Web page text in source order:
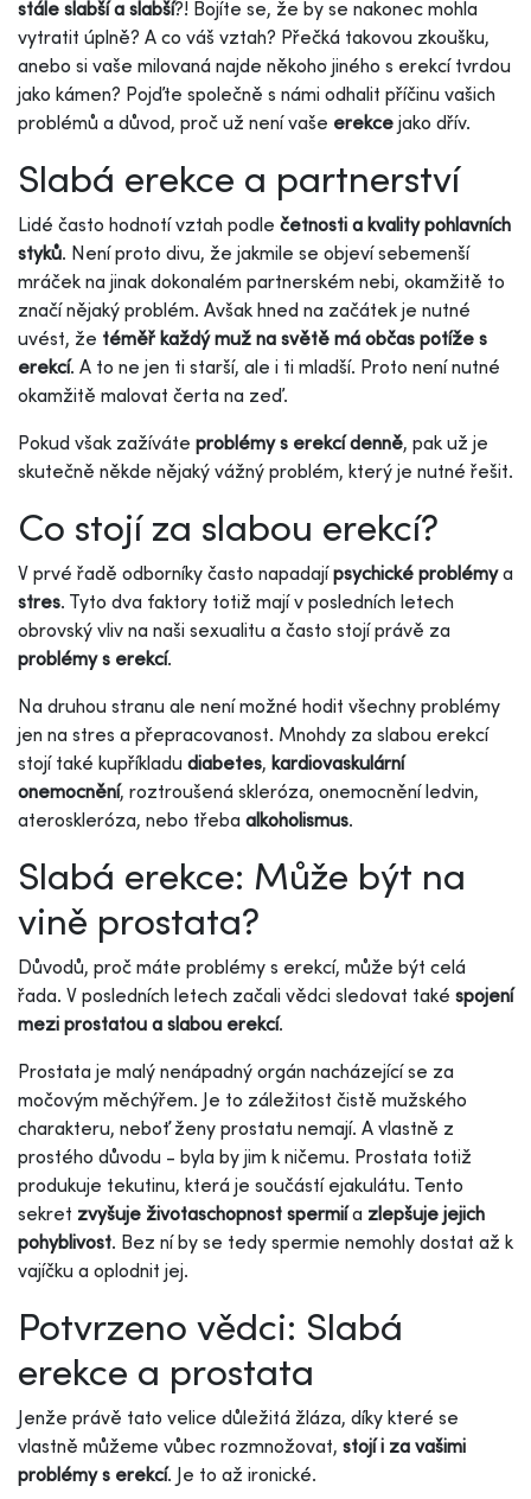
stále slabší a slabší?! Bojíte se, že by se nakonec mohla
vytratit úplně? A co váš vztah? Přečká takovou zkoušku,
anebo si vaše milovaná najde někoho jiného s erekcí tvrdou
jako kámen? Pojďte společně s námi odhalit příčinu vašich
problémů a důvod, proč už není vaše erekce jako dřív.
Slabá erekce a partnerství
Lidé často hodnotí vztah podle četnosti a kvality pohlavních
styků. Není proto divu, že jakmile se objeví sebemenší
mráček na jinak dokonalém partnerském nebi, okamžitě to
značí nějaký problém. Avšak hned na začátek je nutné
uvést, že téměř každý muž na světě má občas potíže s
erekcí. A to ne jen ti starší, ale i ti mladší. Proto není nutné
okamžitě malovat čerta na zeď.
Pokud však zažíváte problémy s erekcí denně, pak už je
skutečně někde nějaký vážný problém, který je nutné řešit.
Co stojí za slabou erekcí?
V prvé řadě odborníky často napadajípsychické problémya
stres. Tyto dva faktory totiž mají v posledních letech
obrovský vliv na naši sexualitu a často stojí právě za
problémy s erekcí.
Na druhou stranu ale není možné hodit všechny problémy
jen na stres a přepracovanost. Mnohdy za slabou erekcí
stojí také kupříkladu diabetes, kardiovaskulární
onemocnění, roztroušená skleróza, onemocnění ledvin,
ateroskleróza, nebo třeba alkoholismus.
Slabá erekce: Může být na
vině prostata?
Důvodů, proč máte problémy s erekcí, může být celá
řada. V posledních letech začali vědci sledovat také spojení
mezi prostatou a slabou erekcí.
Prostata je malý nenápadný orgán nacházející se za
močovým měchýřem. Je to záležitost čistě mužského
charakteru, neboť ženy prostatu nemají. A vlastně z
prostého důvodu - byla by jim k ničemu. Prostata totiž
produkuje tekutinu, která je součástí ejakulátu. Tento
sekret zvyšuje životaschopnost spermiía zlepšuje jejich
pohyblivost. Bez ní by se tedy spermie nemohly dostat až k
vajíčku a oplodnit jej.
Potvrzeno vědci: Slabá
erekce a prostata
Jenže právě tato velice důležitá žláza, díky které se
vlastně můžeme vůbec rozmnožovat, stojí i za vašimi
problémy s erekcí. Je to až ironické.